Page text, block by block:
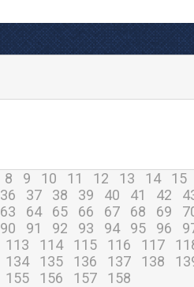
8 9 10 11 12 13 14 15
36 37 38 39 40 41 42
63 64 65 66 67 68 69
90 91 92 93 94 95 96
113 114 115 116 117
134 135 136 137 138
155 156 157 158